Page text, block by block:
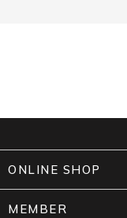
ONLINE SHOP
MEMBER